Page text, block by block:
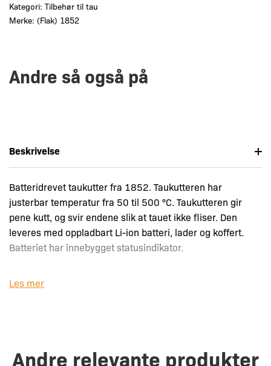
Kategori: Tilbehør til tau
Merke: (Flak) 1852
Andre så også på
Beskrivelse
Batteridrevet taukutter fra 1852. Taukutteren har
justerbar temperatur fra 50 til 500 °C. Taukutteren gir
pene kutt, og svir endene slik at tauet ikke fliser. Den
leveres med oppladbart Li-ion batteri, lader og koffert.
Batteriet har innebygget statusindikator.
– Temperatur: 50 til 500 °C
– Batteri: 20 V 2 Ah Li-Ion
Les mer
Andre relevante produkter